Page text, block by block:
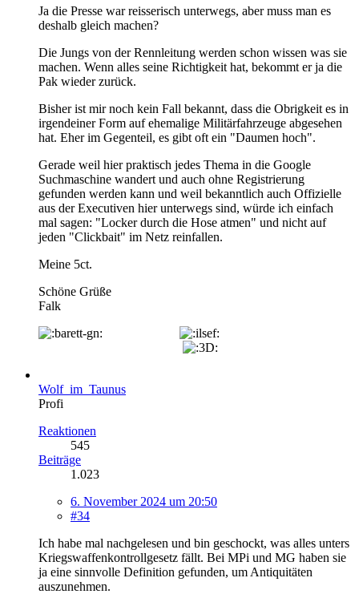
Ja die Presse war reisserisch unterwegs, aber muss man es
deshalb gleich machen?
Die Jungs von der Rennleitung werden schon wissen was sie
machen. Wenn alles seine Richtigkeit hat, bekommt er ja die
Pak wieder zurück.
Bisher ist mir noch kein Fall bekannt, dass die Obrigkeit es in
irgendeiner Form auf ehemalige Militärfahrzeuge abgesehen
hat. Eher im Gegenteil, es gibt oft ein "Daumen hoch".
Gerade weil hier praktisch jedes Thema in die Google
Suchmaschine wandert und auch ohne Registrierung
gefunden werden kann und weil bekanntlich auch Offizielle
aus der Executiven hier unterwegs sind, würde ich einfach
mal sagen: "Locker durch die Hose atmen" und nicht auf
jeden "Clickbait" im Netz reinfallen.
Meine 5ct.
Schöne Grüße
Falk
Wolf_im_Taunus
Profi
Reaktionen
545
Beiträge
1.023
6. November 2024 um 20:50
#34
Ich habe mal nachgelesen und bin geschockt, was alles unters
Kriegswaffenkontrollgesetz fällt. Bei MPi und MG haben sie
ja eine sinnvolle Definition gefunden, um Antiquitäten
auszunehmen.